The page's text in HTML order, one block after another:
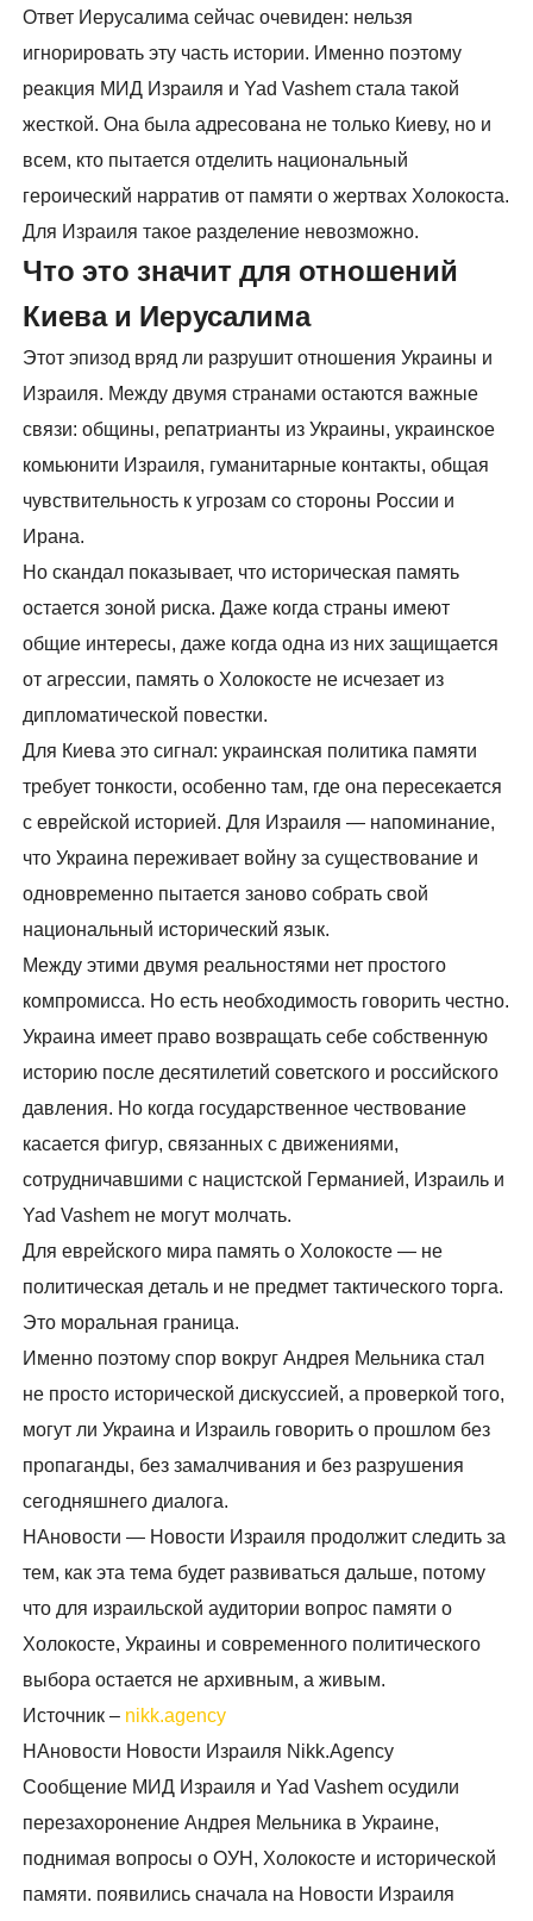
Ответ Иерусалима сейчас очевиден: нельзя
игнорировать эту часть истории. Именно поэтому
реакция МИД Израиля и Yad Vashem стала такой
жесткой. Она была адресована не только Киеву, но и
всем, кто пытается отделить национальный
героический нарратив от памяти о жертвах Холокоста.
Для Израиля такое разделение невозможно.
Что это значит для отношений
Киева и Иерусалима
Этот эпизод вряд ли разрушит отношения Украины и
Израиля. Между двумя странами остаются важные
связи: общины, репатрианты из Украины, украинское
комьюнити Израиля, гуманитарные контакты, общая
чувствительность к угрозам со стороны России и
Ирана.
Но скандал показывает, что историческая память
остается зоной риска. Даже когда страны имеют
общие интересы, даже когда одна из них защищается
от агрессии, память о Холокосте не исчезает из
дипломатической повестки.
Для Киева это сигнал: украинская политика памяти
требует тонкости, особенно там, где она пересекается
с еврейской историей. Для Израиля — напоминание,
что Украина переживает войну за существование и
одновременно пытается заново собрать свой
национальный исторический язык.
Между этими двумя реальностями нет простого
компромисса. Но есть необходимость говорить честно.
Украина имеет право возвращать себе собственную
историю после десятилетий советского и российского
давления. Но когда государственное чествование
касается фигур, связанных с движениями,
сотрудничавшими с нацистской Германией, Израиль и
Yad Vashem не могут молчать.
Для еврейского мира память о Холокосте — не
политическая деталь и не предмет тактического торга.
Это моральная граница.
Именно поэтому спор вокруг Андрея Мельника стал
не просто исторической дискуссией, а проверкой того,
могут ли Украина и Израиль говорить о прошлом без
пропаганды, без замалчивания и без разрушения
сегодняшнего диалога.
НАновости — Новости Израиля продолжит следить за
тем, как эта тема будет развиваться дальше, потому
что для израильской аудитории вопрос памяти о
Холокосте, Украины и современного политического
выбора остается не архивным, а живым.
Источник – nikk.agency
НАновости Новости Израиля Nikk.Agency
Сообщение МИД Израиля и Yad Vashem осудили
перезахоронение Андрея Мельника в Украине,
поднимая вопросы о ОУН, Холокосте и исторической
памяти. появились сначала на Новости Израиля